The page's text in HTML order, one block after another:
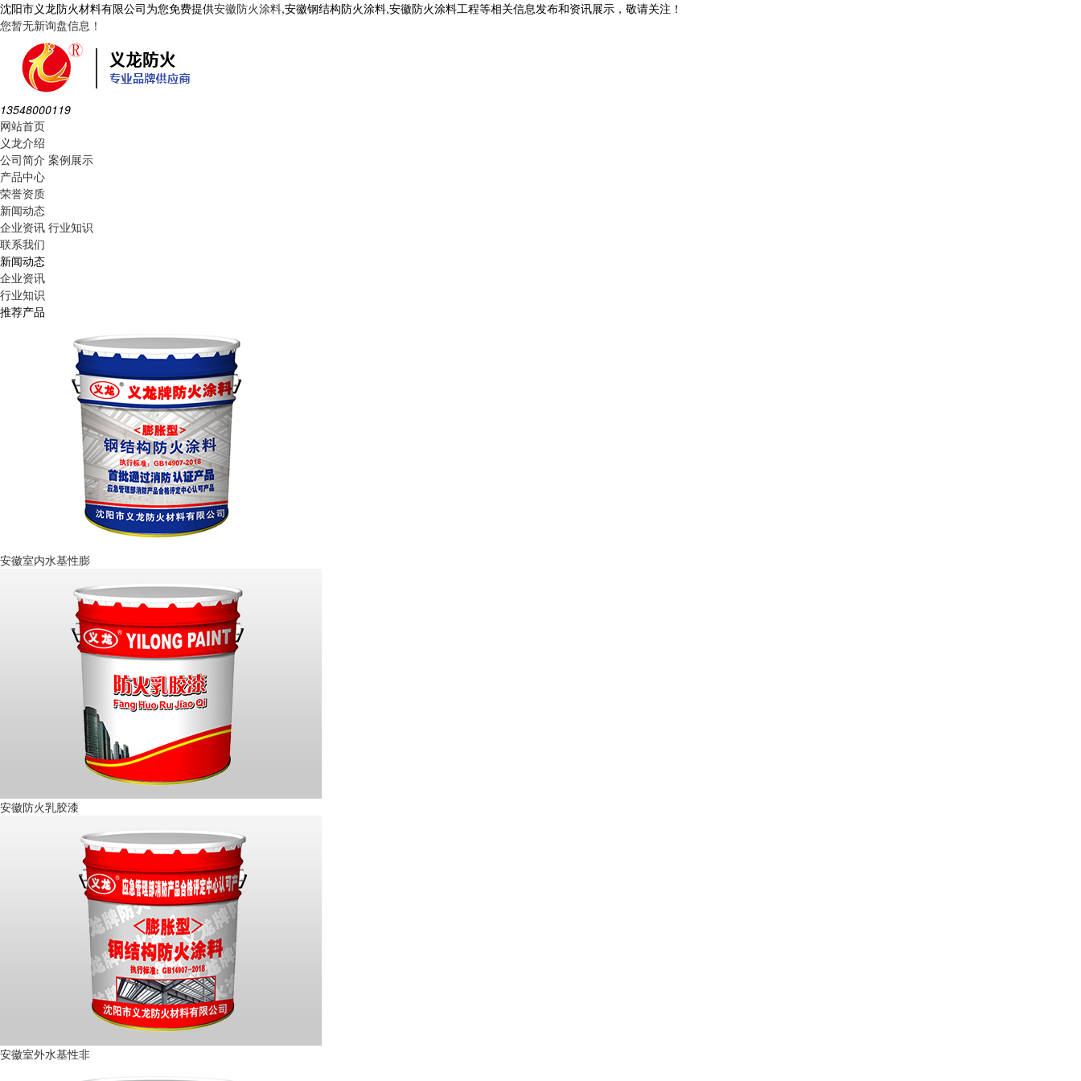
沈阳市义龙防火材料有限公司为您免费提供安徽防火涂料,安徽钢结构防火涂料,安徽防火涂料工程等相关信息发布和资讯展示，敬请关注！
您暂无新询盘信息！
13548000119
网站首页
义龙介绍
公司简介 案例展示
产品中心
荣誉资质
新闻动态
企业资讯 行业知识
联系我们
新闻动态
企业资讯
行业知识
推荐产品
安徽室内水基性膨
安徽防火乳胶漆
安徽室外水基性非